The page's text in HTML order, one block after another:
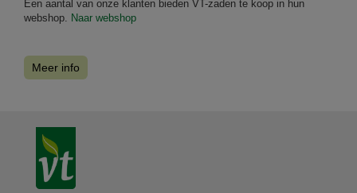
Een aantal van onze klanten bieden VT-zaden te koop in hun
webshop. Naar webshop
Meer info